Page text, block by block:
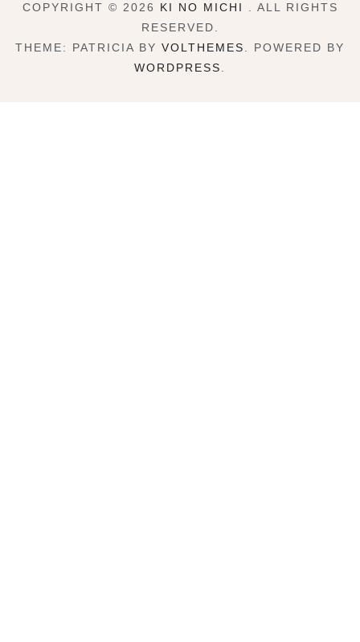
COPYRIGHT © 2026 KI NO MICHI . ALL RIGHTS
RESERVED.
THEME: PATRICIA BY VOLTHEMES. POWERED BY
WORDPRESS.